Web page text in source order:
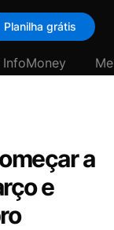
Planilha grátis
InfoMoney
a
e